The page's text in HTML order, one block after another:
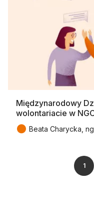
Międzynarodowy
wolontariacie w
● Beata Charycka,
1